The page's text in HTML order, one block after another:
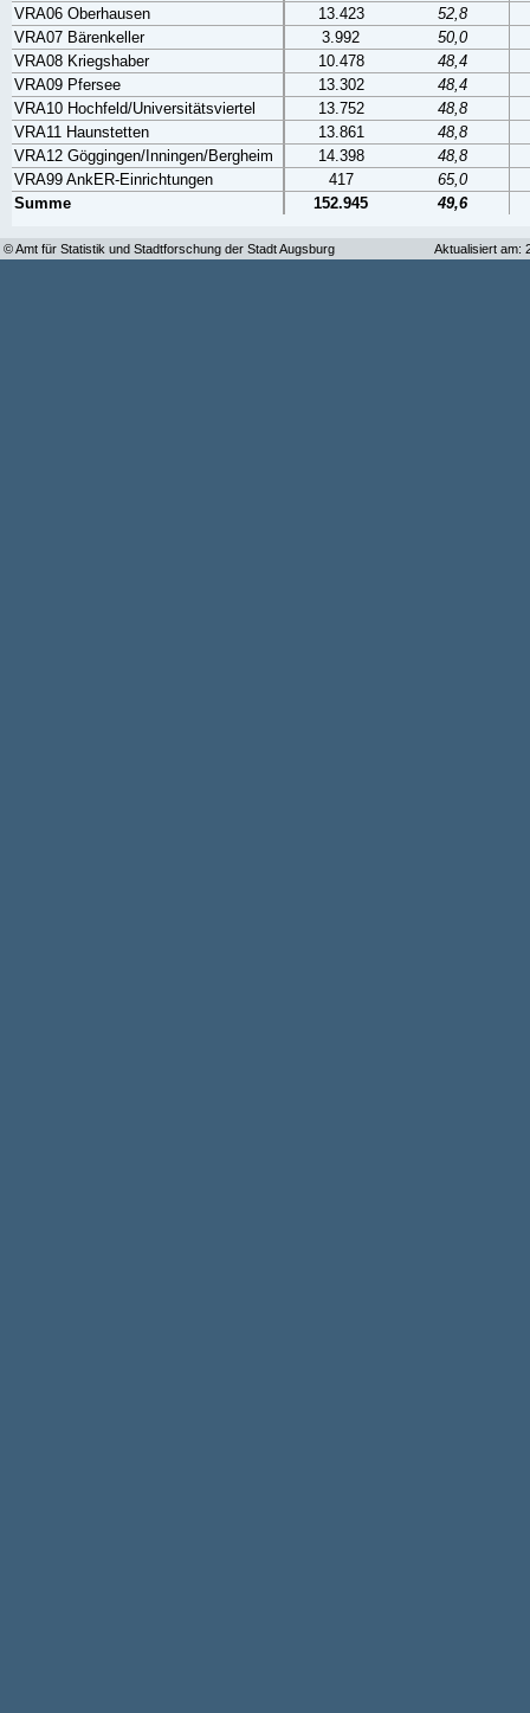
VRA06 Oberhausen
13.423
52,8
VRA07 Bärenkeller
3.992
50,0
VRA08 Kriegshaber
10.478
48,4
VRA09 Pfersee
13.302
48,4
VRA10 Hochfeld/Universitätsviertel
13.752
48,8
VRA11 Haunstetten
13.861
48,8
VRA12 Göggingen/Inningen/Bergheim
14.398
48,8
VRA99 AnkER-Einrichtungen
417
65,0
Summe
152.945 49,6
© Amt für Statistik und Stadtforschung der Stadt Augsburg Aktualisiert am: